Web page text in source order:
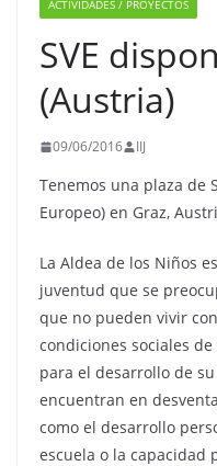
ACTIVIDADES / PROYECTOS
SVE
(Austria)
09/06/2016 IIJ
Tenemos una plaza de
Europeo) en Graz,
La Aldea de los Niños
juventud que se
que no pueden vivir
condiciones sociales
para el desarrollo de
encuentran en
como el desarrollo
escuela o la capacidad